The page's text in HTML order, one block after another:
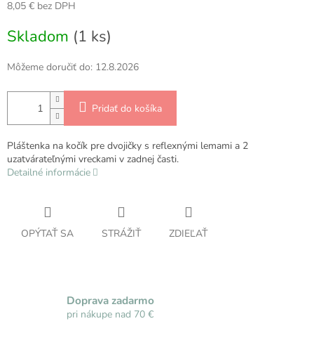
8,05 € bez DPH
cena:
Skladom (1 ks)
Môžeme doručiť do: 12.8.2026
Pridať do košíka
Pláštenka na kočík pre dvojičky s reflexnými lemami a 2
uzatvárateľnými vreckami v zadnej časti.
Detailné informácie
OPÝTAŤ SA STRÁŽIŤ ZDIEĽAŤ
Doprava zadarmo
pri nákupe nad 70 €